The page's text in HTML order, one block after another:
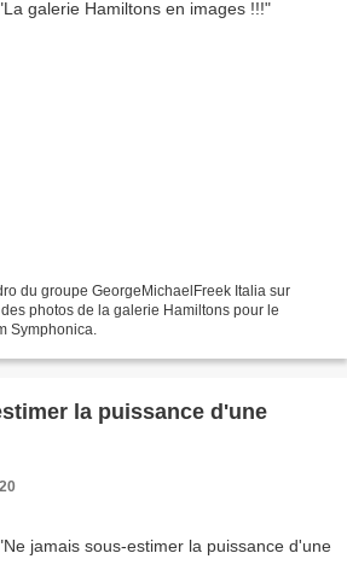
du groupe GeorgeMichaelFreek Italia sur
photos de la galerie Hamiltons pour le
Symphonica.
la puissance d'une